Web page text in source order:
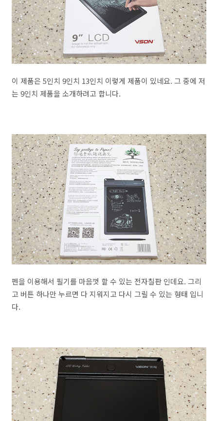
이 제품은 5인치 9인치 13인치 이렇게 제품이 있네요. 그 중에 저
는 9인치 제품을 소개하려고 합니다.
펜을 이용해서 필기를 마음껏 할 수 있는 전자칠판 인데요. 그리
고 버튼 하나만 누르면 다 지워지고 다시 그릴 수 있는 형태 입니
다.